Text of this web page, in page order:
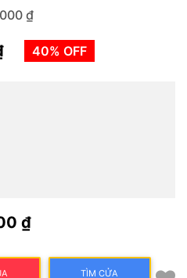
₫
40% OFF
₫
TÌM CỬA